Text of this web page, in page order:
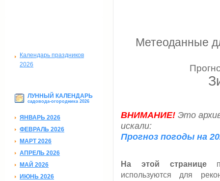
Календарь праздников
2026
ЛУННЫЙ КАЛЕНДАРЬ
садовода-огородника 2026
ЯНВАРЬ 2026
ФЕВРАЛЬ 2026
МАРТ 2026
АПРЕЛЬ 2026
МАЙ 2026
ИЮНЬ 2026
Метеоданные
ВНИМАНИЕ! Это
искали:
Прогноз погоды на
На этой странице
используются для